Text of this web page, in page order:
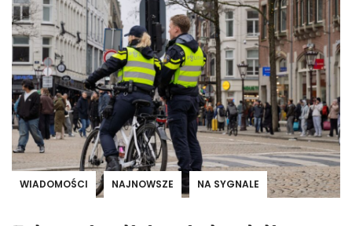
WIADOMOŚCI NAJNOWSZE NA SYGNALE